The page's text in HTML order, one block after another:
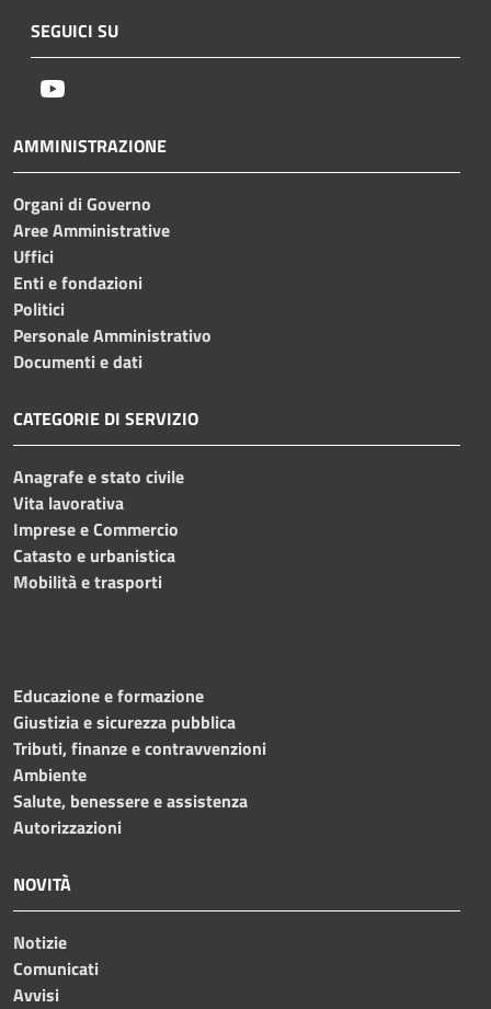
SEGUICI SU
AMMINISTRAZIONE
Organi di Governo
Aree Amministrative
Uffici
Enti e fondazioni
Politici
Personale Amministrativo
Documenti e dati
CATEGORIE DI SERVIZIO
Anagrafe e stato civile
Vita lavorativa
Imprese e Commercio
Catasto e urbanistica
Mobilità e trasporti
Educazione e formazione
Giustizia e sicurezza pubblica
Tributi, finanze e contravvenzioni
Ambiente
Salute, benessere e assistenza
Autorizzazioni
NOVITÀ
Notizie
Comunicati
Avvisi